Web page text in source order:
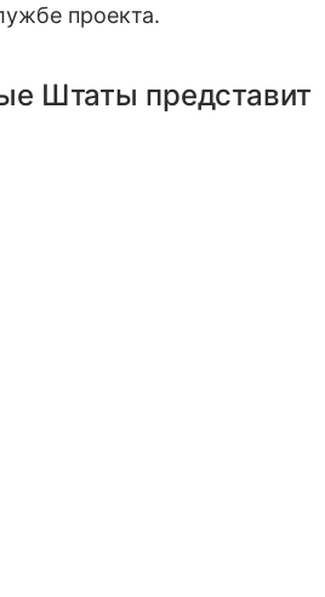
проекта.
Штаты представит